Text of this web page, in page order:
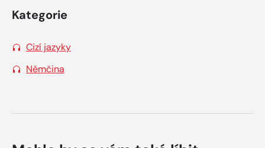
Kategorie
Cizí jazyky
Němčina